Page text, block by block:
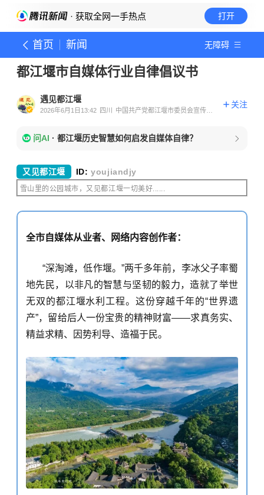
· 获取全网一手热点 打开
首页 新闻 无障碍
都江堰市自媒体行业自律倡议书
遇见都江堰
2026年6月1日13:42 四川
中国共产党都江堰市委员会宣传部
关注
问AI · 都江堰历史智慧如何启发自媒体自律？
又见都江堰 ID: youjiandjy
雪山里的公园城市，又见都江堰一切美好......
全市自媒体从业者、网络内容创作者：
“深淘滩，低作堰。 ”两千多年前，李冰父子率蜀
地先民，以非凡的智慧与坚韧的毅力，造就了举世
无双的都江堰水利工程。这份穿越千年的“世界遗
产”，留给后人一份宝贵的精神财富——求真务实、
精益求精、因势利导、造福于民。